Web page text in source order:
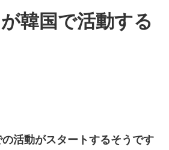
韓国で活動する
活動がスタートするそうです